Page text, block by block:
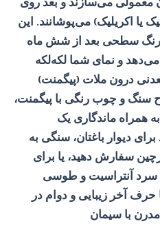
یا اکریلیک) می‌پوشانند. این
رنگ سطحی بعد از شش ماه
و نمای شما لکه‌لکه
درون ملات (پیگمنت)
سنگ و چوب رنگی با پیگمنت،
همراه ماندگاری یک
دیوار باغتان، سنگی به
سفارش دهید، یا برای
سرد آنتراسیت و طوسی
حرف آخر زیبایی و دوام در
با سیمان